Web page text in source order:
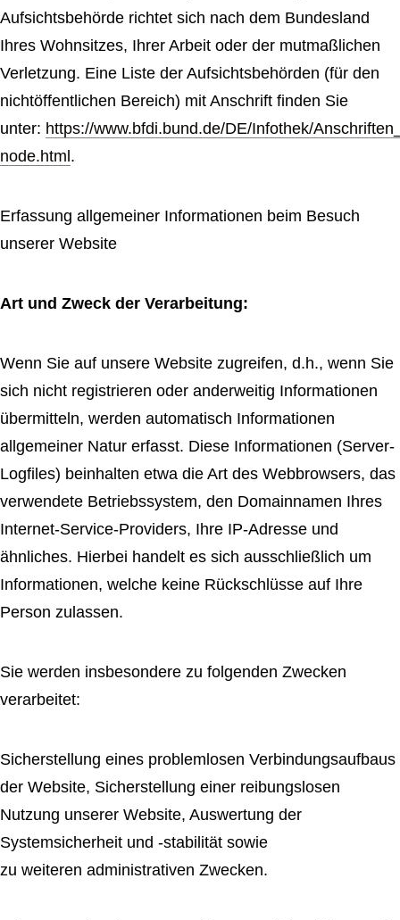
Aufsichtsbehörde richtet sich nach dem Bundesland
Ihres Wohnsitzes, Ihrer Arbeit oder der mutmaßlichen
Verletzung. Eine Liste der Aufsichtsbehörden (für den
nichtöffentlichen Bereich) mit Anschrift finden Sie
unter: https://www.bfdi.bund.de/DE/Infothek/
node.html .
Erfassung allgemeiner Informationen beim Besuch
unserer Website
Art und Zweck der Verarbeitung:
Wenn Sie auf unsere Website zugreifen, d.h., wenn Sie
sich nicht registrieren oder anderweitig Informationen
übermitteln, werden automatisch Informationen
allgemeiner Natur erfasst. Diese Informationen (Server-
Logfiles) beinhalten etwa die Art des Webbrowsers, das
verwendete Betriebssystem, den Domainnamen Ihres
Internet-Service-Providers, Ihre IP-Adresse und
ähnliches. Hierbei handelt es sich ausschließlich um
Informationen, welche keine Rückschlüsse auf Ihre
Person zulassen.
Sie werden insbesondere zu folgenden Zwecken
verarbeitet:
Sicherstellung eines problemlosen Verbindungsaufbaus
der Website, Sicherstellung einer reibungslosen
Nutzung unserer Website, Auswertung der
Systemsicherheit und -stabilität sowie
zu weiteren administrativen Zwecken.